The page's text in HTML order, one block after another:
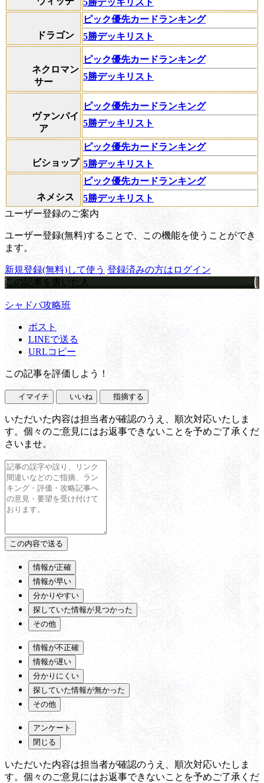
5勝デッキリスト
ドラゴン
ピック優先カードランキング
5勝デッキリスト
ネクロマン
サー
ピック優先カードランキング
5勝デッキリスト
ヴァンパイ
ア
ピック優先カードランキング
5勝デッキリスト
ビショップ
ピック優先カードランキング
5勝デッキリスト
ネメシス
ピック優先カードランキング
5勝デッキリスト
ユーザー登録のご案内
ユーザー登録(無料)することで、この機能を使うことができ
ます。
新規登録(無料)して使う 登録済みの方はログイン
この記事を書いた人
シャドバ攻略班
ポスト
LINEで送る
URLコピー
この記事を評価しよう！
イマイチ いいね 指摘する
いただいた内容は担当者が確認のうえ、順次対応いたしま
す。個々のご意見にはお返事できないことを予めご了承くだ
さいませ。
情報が正確
情報が早い
分かりやすい
探していた情報が見つかった
その他
情報が不正確
情報が遅い
分かりにくい
探していた情報が無かった
その他
アンケート
閉じる
いただいた内容は担当者が確認のうえ、順次対応いたしま
す。個々のご意見にはお返事できないことを予めご了承くだ